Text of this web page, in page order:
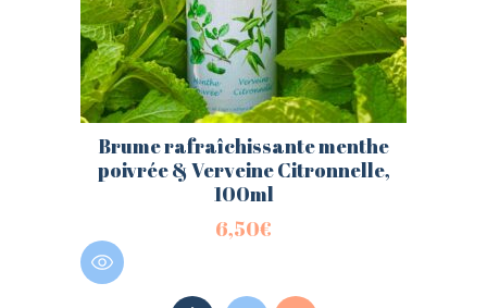
Brume rafraîchissante menthe
poivrée & Verveine Citronnelle,
100ml
6,50€